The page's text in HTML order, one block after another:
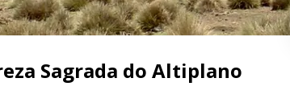
Sagrada do Altiplano